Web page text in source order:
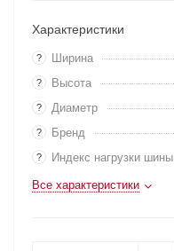
Характеристики
? Ширина
? Высота
? Диаметр
? Бренд
? Индекс нагрузки шины
Все характеристики